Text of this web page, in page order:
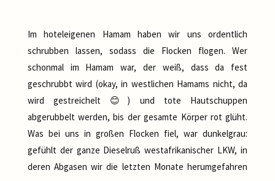
Im hoteleigenen Hamam haben wir uns ordentlich
schrubben lassen, sodass die Flocken flogen. Wer
schonmal im Hamam war, der weiß, dass da fest
geschrubbt wird (okay, in westlichen Hamams nicht, da
wird gestreichelt 😊) und tote Hautschuppen
abgerubbelt werden, bis der gesamte Körper rot glüht.
Was bei uns in großen Flocken fiel, war dunkelgrau:
gefühlt der ganze Dieselruß westafrikanischer LKW, in
deren Abgasen wir die letzten Monate herumgefahren